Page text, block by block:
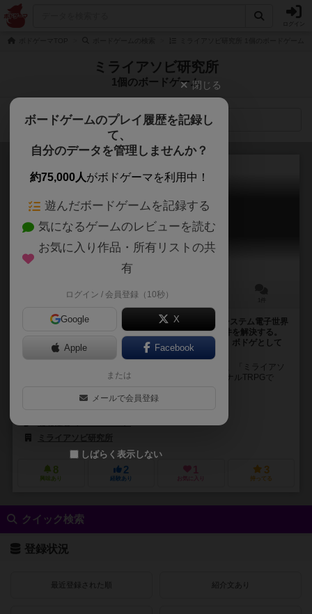
ミライアソビ研究所
1個のボードゲーム
検索メニュー
アイビーリンク
Ivy Link
50～100分
AIの発達した近未来を舞台にした、オリジナルTRPGシステム電子世界
の管理者「マザー」が予測した「まだ起きてない」事件を解決する。
デッキ構築型ボードゲームを取り込んだ戦闘システム。ボドゲとして
も遊べます。
「アイビーリンク」は、ゲームマーケット2019春にて、「ミライアソ
ビ研究所」（ブース：両日Q-03）のお送りするオリジナルTRPGで
8
興味あり
2
経験あり
1
お気に入り
3
持ってる
クイック検索
登録状況
最近登録された順 紹介文あり
閉じる
ボードゲームのプレイ履歴を記録し
て、
自分のデータを管理しませんか？
約75,000人がボドゲーマを利用中！
遊んだボードゲームを記録する
気になるゲームのレビューを読む
お気に入り作品・所有リストの共
有
ログイン / 会員登録（10秒）
Google X
Apple Facebook
または
メールで会員登録
しばらく表示しない